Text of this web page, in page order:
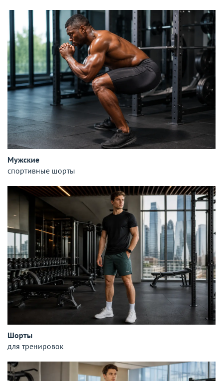
Мужские
спортивные шорты
Шорты
для тренировок